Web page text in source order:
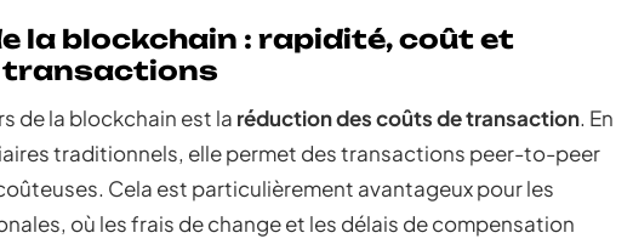
la blockchain : rapidité, coût et
transactions
de la blockchain est la réduction des coûts de transaction. En
traditionnels, elle permet des transactions peer-to-peer
Cela est particulièrement avantageux pour les
où les frais de change et les délais de compensation